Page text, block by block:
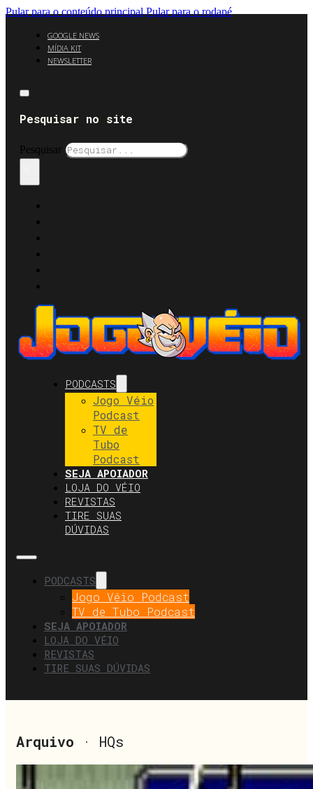
Pular para o conteúdo principal Pular para o rodapé
GOOGLE NEWS
MÍDIA KIT
NEWSLETTER
Pesquisar no site
Pesquisar
PODCASTS
Jogo Véio
Podcast
TV de
Tubo
Podcast
SEJA APOIADOR
LOJA DO VÉIO
REVISTAS
TIRE SUAS
DÚVIDAS
PODCASTS
Jogo Véio Podcast
TV de Tubo Podcast
SEJA APOIADOR
LOJA DO VÉIO
REVISTAS
TIRE SUAS DÚVIDAS
Arquivo · HQs